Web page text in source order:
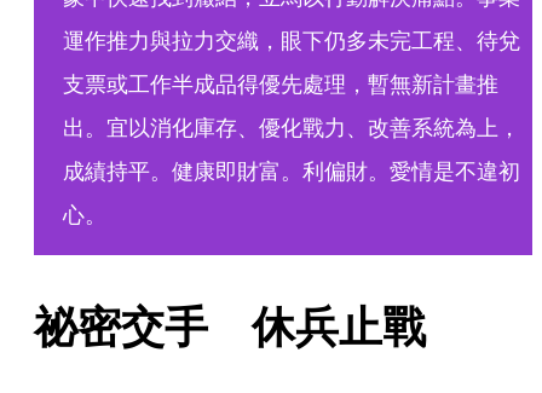
運作推力與拉力交織，眼下仍多未完工程、待兌
支票或工作半成品得優先處理，暫無新計畫推
出。宜以消化庫存、優化戰力、改善系統為上，
成績持平。健康即財富。利偏財。愛情是不違初
心。
祕密交手　休兵止戰